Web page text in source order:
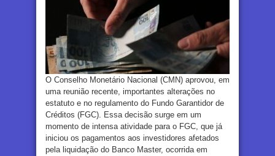
O Conselho Monetário Nacional (CMN) aprovou, em
uma reunião recente, importantes alterações no
estatuto e no regulamento do Fundo Garantidor de
Créditos (FGC). Essa decisão surge em um
momento de intensa atividade para o FGC, que já
iniciou os pagamentos aos investidores afetados
pela liquidação do Banco Master, ocorrida em